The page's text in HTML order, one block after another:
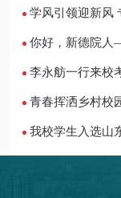
学风引领迎新风 专业点亮迎新点——德州学院2024
你好，新德院
李永舫一行来校
青春挥洒乡村校
我校学生入选山东省师范生“我的教师梦”主题演讲活